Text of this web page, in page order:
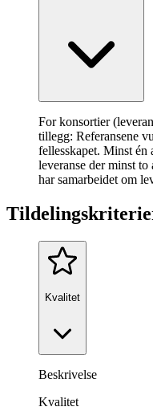
For konsortier
tillegg: Referansene
fellesskapet. Minst én
leveranse der minst to
har samarbeidet om
Kvalitet
Beskrivelse
Kvalitet